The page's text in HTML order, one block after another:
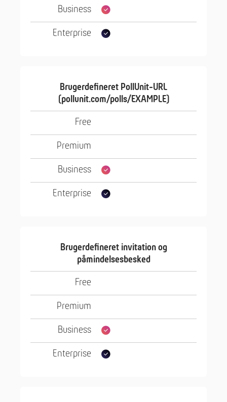
Brugerdefineret PollUnit-URL
(pollunit.com/polls/EXAMPLE)
Brugerdefineret invitation og
påmindelsesbesked